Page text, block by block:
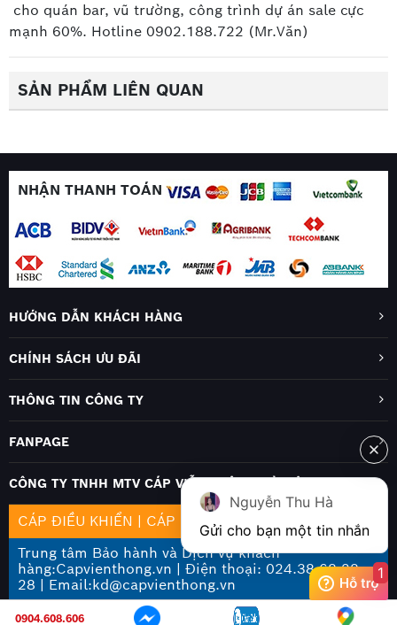
0904.608.606
cho quán bar, vũ trường, công trình dự án sale cực
mạnh 60%. Hotline 0902.188.722 (Mr.Văn)
SẢN PHẨM LIÊN QUAN
NHẬN THANH TOÁN
HƯỚNG DẪN KHÁCH HÀNG
CHÍNH SÁCH ƯU ĐÃI
THÔNG TIN CÔNG TY
FANPAGE
CÔNG TY TNHH MTV CÁP VIỄN THÔNG HÀ NỘI
CÁP ĐIỀU KHIỂN | CÁP MẠNG |CÁP QUANG
Trung tâm Bảo hành và Dịch vụ khách
hàng:Capvienthong.vn | Điện thoại: 024.38 68 28
28 | Email:kd@capvienthong.vn
Nguyễn Thu Hà
Gửi cho bạn một tin nhắn
1